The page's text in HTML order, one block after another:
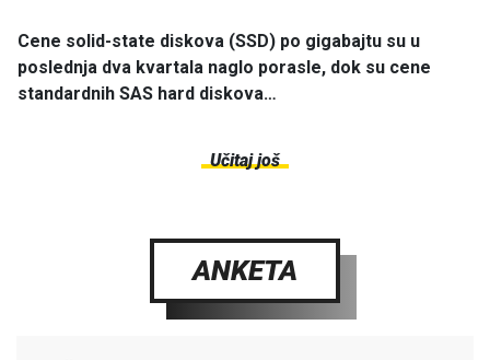
Cene solid-state diskova (SSD) po gigabajtu su u
poslednja dva kvartala naglo porasle, dok su cene
standardnih SAS hard diskova…
Učitaj još
ANKETA